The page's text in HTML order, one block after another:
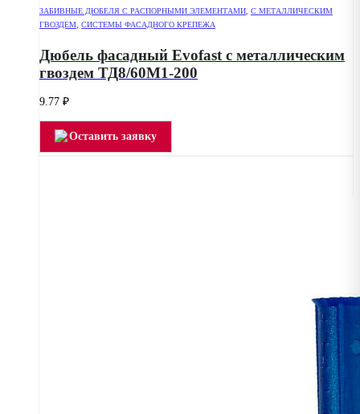
ЗАБИВНЫЕ ДЮБЕЛЯ С РАСПОРНЫМИ ЭЛЕМЕНТАМИ С МЕТАЛЛИЧЕСКИМ
ГВОЗДЕМ СИСТЕМЫ ФАСАДНОГО КРЕПЕЖА
Дюбель фасадный Evofast с металлическим
гвоздем ТД8/60М1-200
9.77 ₽
Оставить заявку